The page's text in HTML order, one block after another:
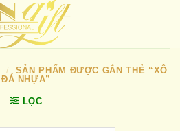
/
SẢN PHẨM ĐƯỢC GẮN THẺ “XÔ
ĐÁ NHỰA”
LỌC